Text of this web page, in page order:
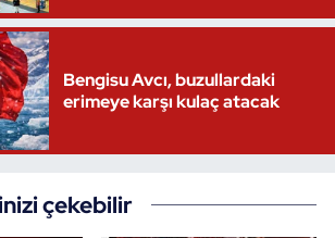
Bengisu Avcı, buzullardaki
erimeye karşı kulaç atacak
çekebilir